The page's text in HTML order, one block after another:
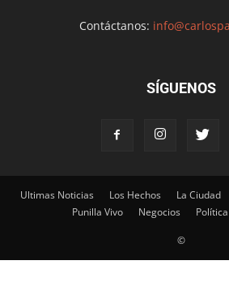
Contáctanos:
SÍGUENOS
Ultimas Noticias Los Hechos La Ciudad
Punilla Vivo
Negocios
©